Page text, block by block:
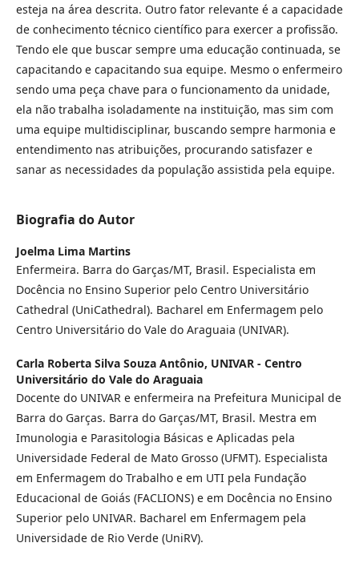
esteja na área descrita. Outro fator relevante é a capacidade
de conhecimento técnico científico para exercer a profissão.
Tendo ele que buscar sempre uma educação continuada, se
capacitando e capacitando sua equipe. Mesmo o enfermeiro
sendo uma peça chave para o funcionamento da unidade,
ela não trabalha isoladamente na instituição, mas sim com
uma equipe multidisciplinar, buscando sempre harmonia e
entendimento nas atribuições, procurando satisfazer e
sanar as necessidades da população assistida pela equipe.
Biografia do Autor
Joelma Lima Martins
Enfermeira. Barra do Garças/MT, Brasil. Especialista em
Docência no Ensino Superior pelo Centro Universitário
Cathedral (UniCathedral). Bacharel em Enfermagem pelo
Centro Universitário do Vale do Araguaia (UNIVAR).
Carla Roberta Silva Souza Antônio, UNIVAR - Centro
Universitário do Vale do Araguaia
Docente do UNIVAR e enfermeira na Prefeitura Municipal de
Barra do Garças. Barra do Garças/MT, Brasil. Mestra em
Imunologia e Parasitologia Básicas e Aplicadas pela
Universidade Federal de Mato Grosso (UFMT). Especialista
em Enfermagem do Trabalho e em UTI pela Fundação
Educacional de Goiás (FACLIONS) e em Docência no Ensino
Superior pelo UNIVAR. Bacharel em Enfermagem pela
Universidade de Rio Verde (UniRV).